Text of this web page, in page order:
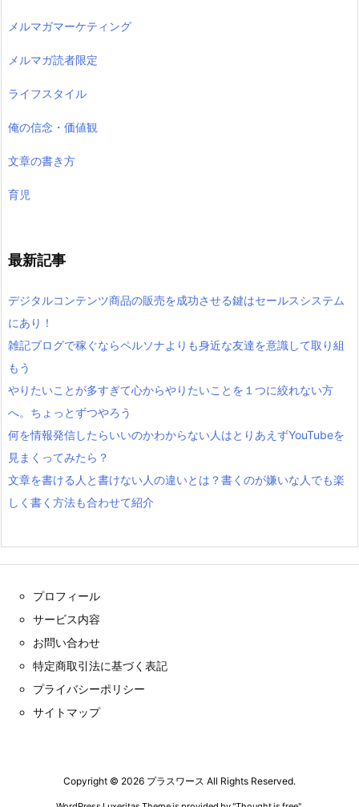
メルマガマーケティング
メルマガ読者限定
ライフスタイル
俺の信念・価値観
文章の書き方
育児
最新記事
デジタルコンテンツ商品の販売を成功させる鍵はセールスシステム
にあり！
雑記ブログで稼ぐならペルソナよりも身近な友達を意識して取り組
もう
やりたいことが多すぎて心からやりたいことを１つに絞れない方
へ。ちょっとずつやろう
何を情報発信したらいいのかわからない人はとりあえずYouTubeを
見まくってみたら？
文章を書ける人と書けない人の違いとは？書くのが嫌いな人でも楽
しく書く方法も合わせて紹介
プロフィール
サービス内容
お問い合わせ
特定商取引法に基づく表記
プライバシーポリシー
サイトマップ
Copyright © 2026 プラスワース All Rights Reserved.